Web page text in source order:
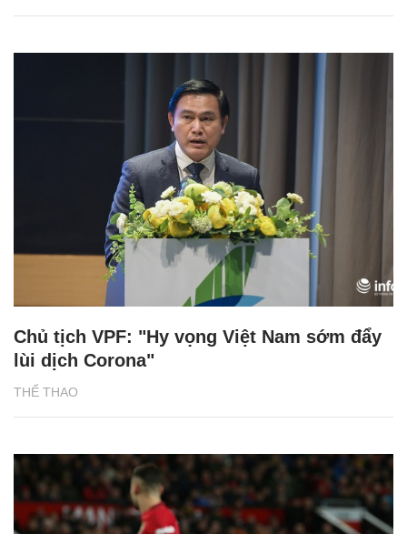
THỂ THAO
Chủ tịch VPF: "Hy vọng Việt Nam sớm đẩy
lùi dịch Corona"